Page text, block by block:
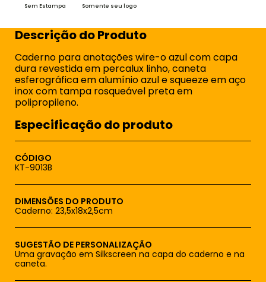
Sem Estampa Somente seu logo
Descrição do Produto
Caderno para anotações wire-o azul com capa
dura revestida em percalux linho, caneta
esferográfica em alumínio azul e squeeze em aço
inox com tampa rosqueável preta em
polipropileno.
Especificação do produto
CÓDIGO
KT-9013B
DIMENSÕES DO PRODUTO
Caderno: 23,5x18x2,5cm
SUGESTÃO DE PERSONALIZAÇÃO
Uma gravação em Silkscreen na capa do caderno e na
caneta.